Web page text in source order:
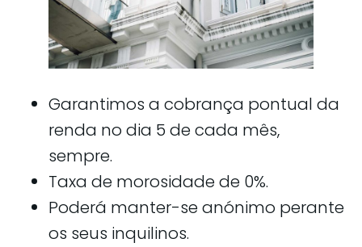
Garantimos a cobrança pontual da
renda no dia 5 de cada mês,
sempre.
Taxa de morosidade de 0%.
Poderá manter-se anónimo perante
os seus inquilinos.